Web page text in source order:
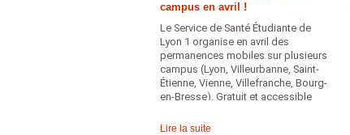
campus en avril !
Le Service de Santé Étudiante de
Lyon 1 organise en avril des
permanences mobiles sur plusieurs
campus (Lyon, Villeurbanne, Saint-
Étienne, Vienne, Villefranche, Bourg-
en-Bresse). Gratuit et accessible
permet de bénéficier d’un
Lire la suite